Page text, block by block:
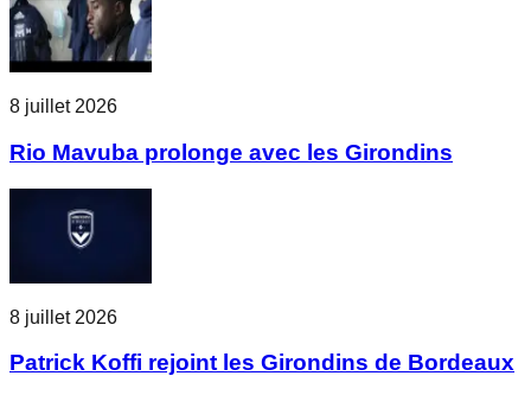
8 juillet 2026
Rio Mavuba prolonge avec les Girondins
8 juillet 2026
Patrick Koffi rejoint les Girondins de Bordeaux